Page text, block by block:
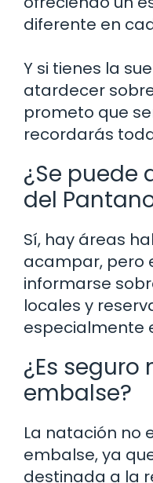
diferente en
Y si tienes la
atardecer
prometo que
recordarás
¿Se puede
del
Sí, hay áreas
acampar, pero
informarse
locales y
especialmente
¿Es seguro
embalse?
La natación no
embalse, ya
destinada a la